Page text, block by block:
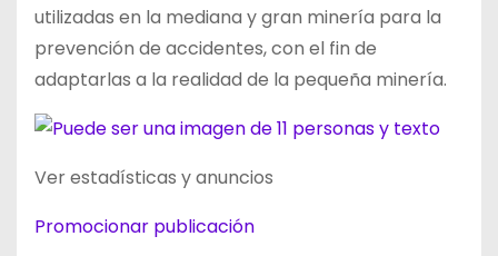
utilizadas en la mediana y gran minería para la
prevención de accidentes, con el fin de
adaptarlas a la realidad de la pequeña minería.
Ver estadísticas y anuncios
Promocionar publicación